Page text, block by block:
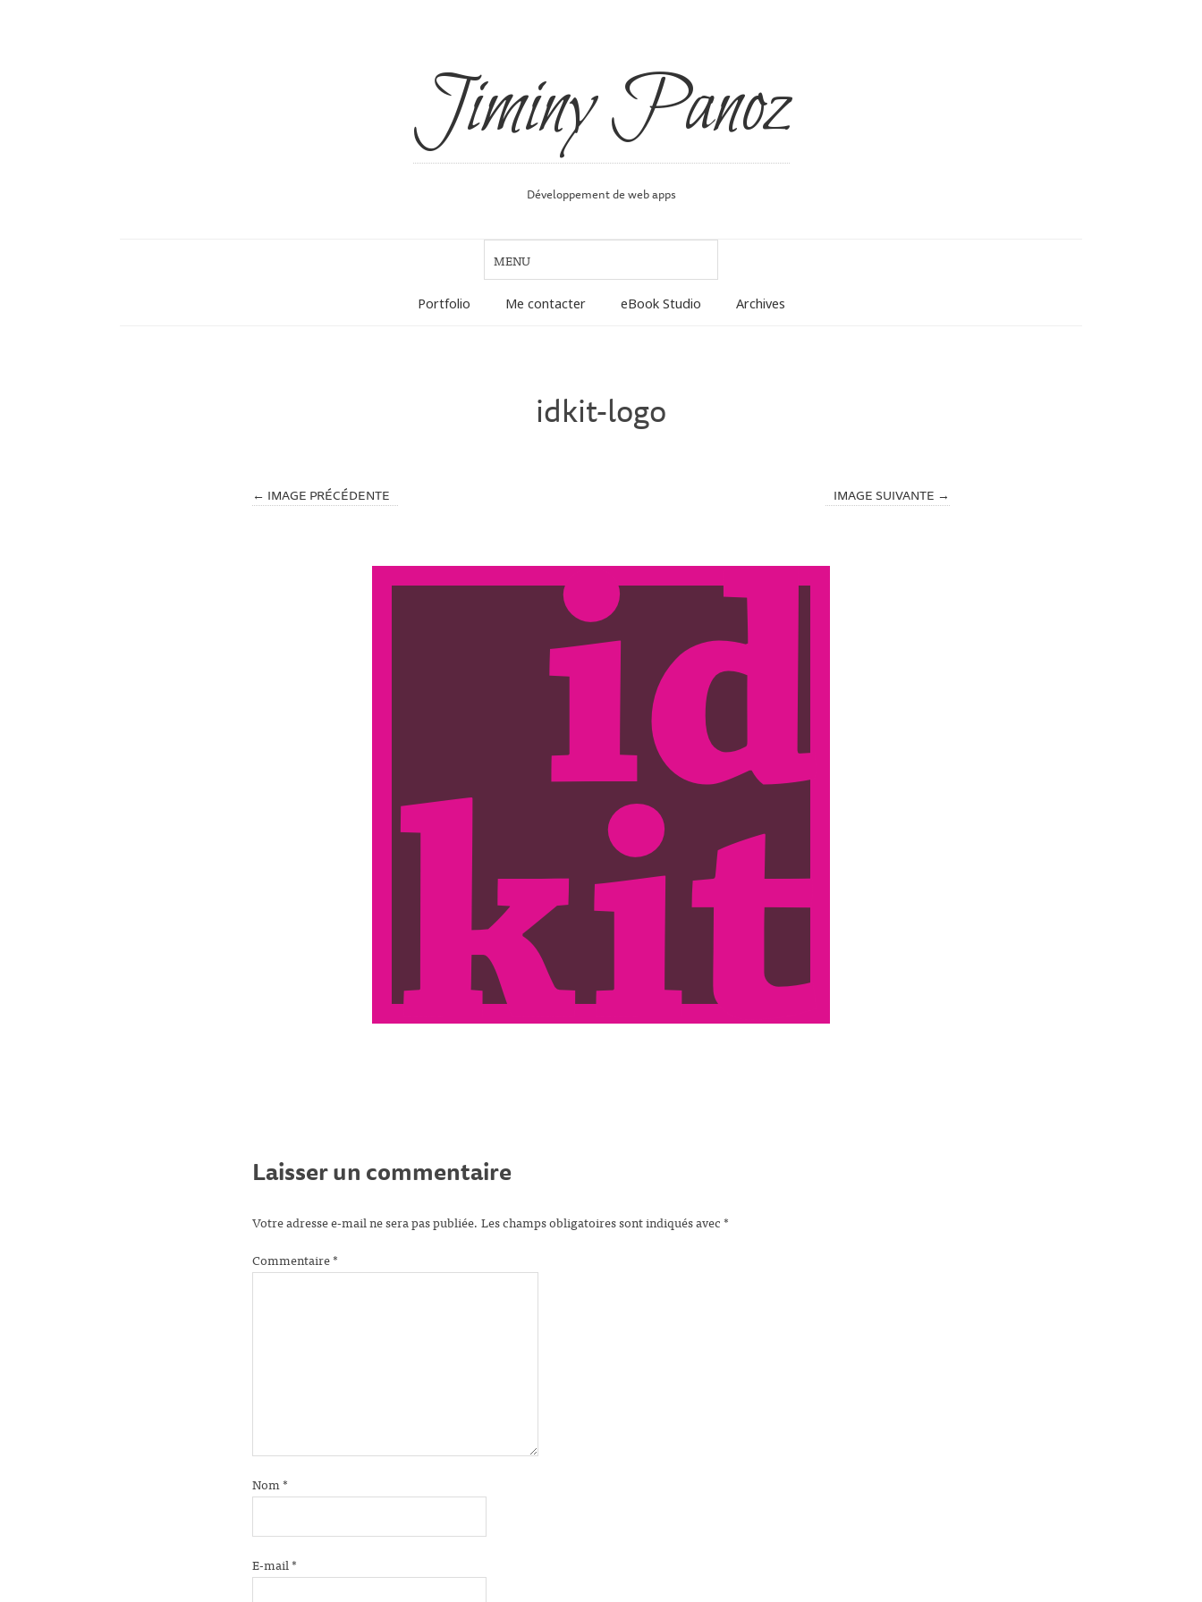
Jiminy Panoz
Développement de web apps
Portfolio Me contacter eBook Studio Archives
idkit-logo
← IMAGE PRÉCÉDENTE IMAGE SUIVANTE →
Laisser un commentaire
Votre adresse e-mail ne sera pas publiée. Les champs obligatoires sont indiqués avec*
Commentaire*
Nom*
E-mail*